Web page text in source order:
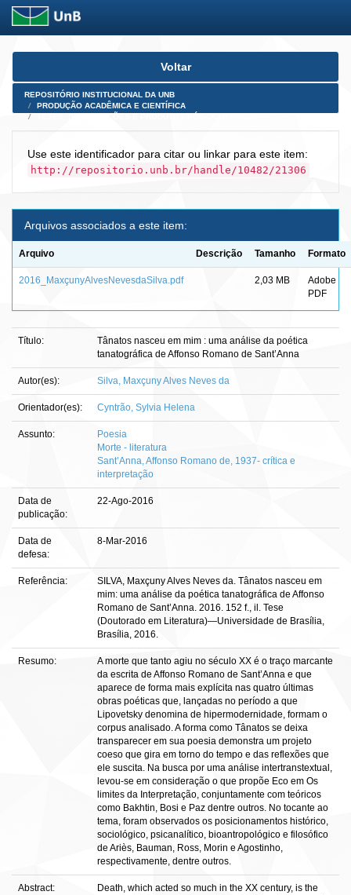
Skip
Voltar
REPOSITÓRIO INSTITUCIONAL DA UNB
PRODUÇÃO ACADÊMICA E CIENTÍFICA
Use este identificador para citar ou linkar para este item:
http://repositorio.unb.br/handle/10482/21306
Arquivos associados a este item:
Arquivo Descrição Tamanho Formato
2016_MaxçunyAlvesNevesdaSilva.pdf 2,03 MB
Adobe
PDF
Título:
Tânatos nasceu em mim : uma análise da poética
tanatográfica de Affonso Romano de Sant’Anna
Autor(es): Silva, Maxçuny Alves Neves da
Orientador(es): Cyntrão, Sylvia Helena
Assunto:
Poesia
Morte - literatura
Sant’Anna, Affonso Romano de, 1937- crítica e
interpretação
Data de
publicação:
22-Ago-2016
Data de
defesa:
8-Mar-2016
Referência:
SILVA, Maxçuny Alves Neves da. Tânatos nasceu em
mim: uma análise da poética tanatográfica de Affonso
Romano de Sant’Anna. 2016. 152 f., il. Tese
(Doutorado em Literatura)—Universidade de Brasília,
Brasília, 2016.
Resumo:
A morte que tanto agiu no século XX é o traço marcante
da escrita de Affonso Romano de Sant’Anna e que
aparece de forma mais explícita nas quatro últimas
obras poéticas que, lançadas no período a que
Lipovetsky denomina de hipermodernidade, formam o
corpus analisado. A forma como Tânatos se deixa
transparecer em sua poesia demonstra um projeto
coeso que gira em torno do tempo e das reflexões que
ele suscita. Na busca por uma análise intertranstextual,
levou-se em consideração o que propõe Eco em Os
limites da Interpretação, conjuntamente com teóricos
como Bakhtin, Bosi e Paz dentre outros. No tocante ao
tema, foram observados os posicionamentos histórico,
sociológico, psicanalítico, bioantropológico e filosófico
de Ariès, Bauman, Ross, Morin e Agostinho,
respectivamente, dentre outros.
Abstract:
Death, which acted so much in the XX century, is the